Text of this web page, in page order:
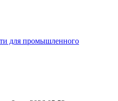
для промышленного